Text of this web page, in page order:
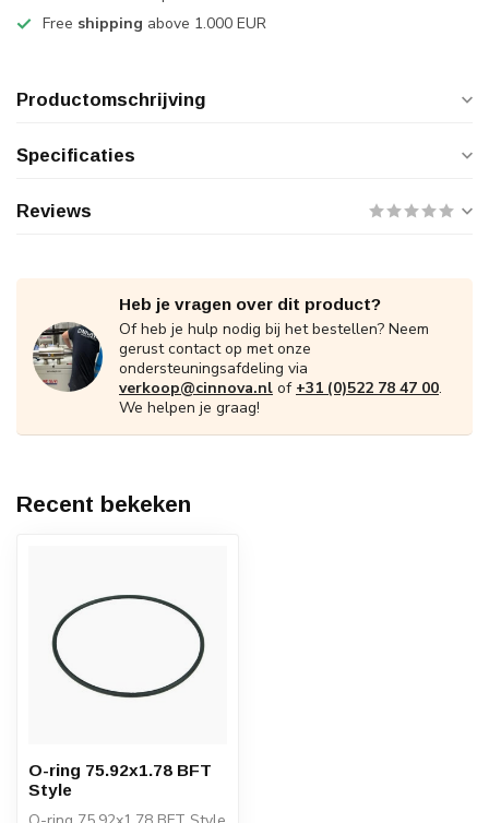
Free shipping above 1.000 EUR
Productomschrijving
Specificaties
Reviews
Heb je vragen over dit product?
Of heb je hulp nodig bij het bestellen? Neem
gerust contact op met onze
ondersteuningsafdeling via
verkoop@cinnova.nl of +31 (0)522 78 47 00.
We helpen je graag!
Recent bekeken
O-ring 75.92x1.78 BFT
Style